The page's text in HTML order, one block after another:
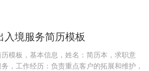
入境服务简历模板
模板，基本信息，姓名：简历本，求职意
，工作经历：负责重点客户的拓展和维护，